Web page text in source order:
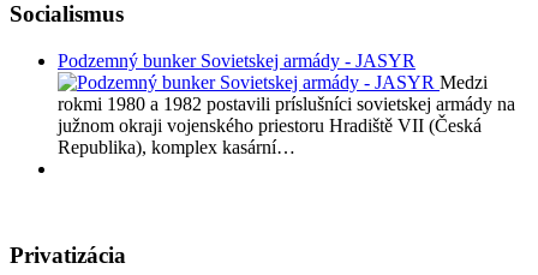
Socialismus
Podzemný bunker Sovietskej armády - JASYR
Medzi
rokmi 1980 a 1982 postavili príslušníci sovietskej armády na
južnom okraji vojenského priestoru Hradiště VII (Česká
Republika), komplex kasární…
Privatizácia